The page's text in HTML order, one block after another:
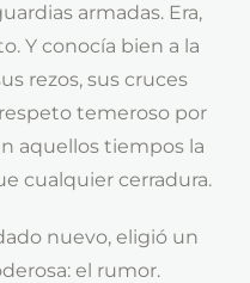
armadas. Era,
Y conocía bien a la
rezos, sus cruces
temeroso por
aquellos tiempos la
cualquier cerradura.
nuevo, eligió un
el rumor.